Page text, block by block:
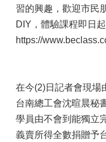
習的興趣，歡迎市民
DIY，體驗課程即日
https://
在今(2)日記者會現場
台南總工會沈暄晨秘
學員由不會到能獨立
義賣所得全數捐贈予